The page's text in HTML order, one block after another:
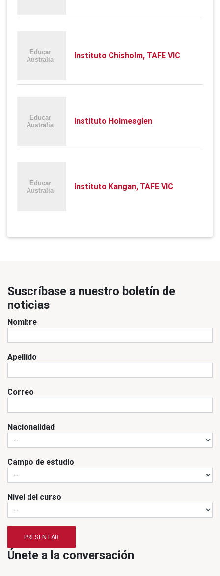
Instituto Chisholm, TAFE VIC
Instituto Holmesglen
Instituto Kangan, TAFE VIC
Suscríbase a nuestro boletín de
noticias
Nombre
Apellido
Correo
Nacionalidad
Campo de estudio
Nivel del curso
PRESENTAR
Únete a la conversación